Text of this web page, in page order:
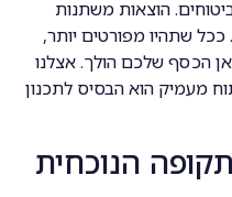
הוצאות משתנות
ככל שתהיו מפורטים יותר,
הכסף שלכם הולך. אצלנו
מעמיק הוא הבסיס לתכנון
הנוכחית